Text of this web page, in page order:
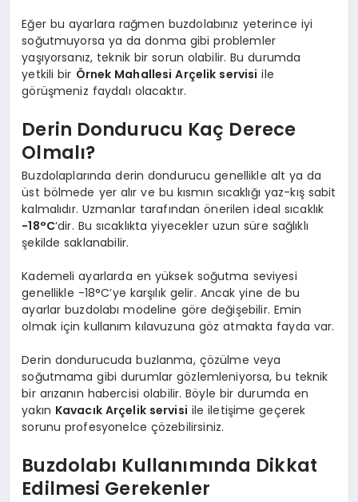
Eğer bu ayarlara rağmen buzdolabınız yeterince iyi
soğutmuyorsa ya da donma gibi problemler
yaşıyorsanız, teknik bir sorun olabilir. Bu durumda
yetkili bir Örnek Mahallesi Arçelik servisi ile
görüşmeniz faydalı olacaktır.
Derin Dondurucu Kaç Derece
Olmalı?
Buzdolaplarında derin dondurucu genellikle alt ya da
üst bölmede yer alır ve bu kısmın sıcaklığı yaz-kış sabit
kalmalıdır. Uzmanlar tarafından önerilen ideal sıcaklık
-18°C‘dir. Bu sıcaklıkta yiyecekler uzun süre sağlıklı
şekilde saklanabilir.
Kademeli ayarlarda en yüksek soğutma seviyesi
genellikle -18°C’ye karşılık gelir. Ancak yine de bu
ayarlar buzdolabı modeline göre değişebilir. Emin
olmak için kullanım kılavuzuna göz atmakta fayda var.
Derin dondurucuda buzlanma, çözülme veya
soğutmama gibi durumlar gözlemleniyorsa, bu teknik
bir arızanın habercisi olabilir. Böyle bir durumda en
yakın Kavacık Arçelik servisi ile iletişime geçerek
sorunu profesyonelce çözebilirsiniz.
Buzdolabı Kullanımında Dikkat
Edilmesi Gerekenler